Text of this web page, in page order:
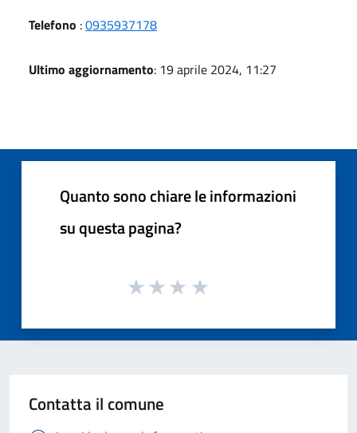
Telefono :0935937178
Ultimo aggiornamento: 19 aprile 2024, 11:27
Quanto sono chiare le informazioni
su questa pagina?
Contatta il comune